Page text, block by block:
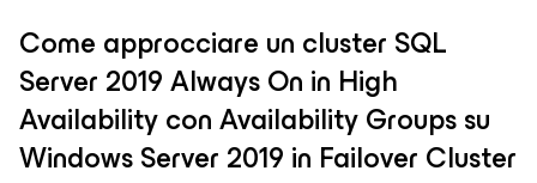
Come approcciare un cluster SQL
Server 2019 Always On in High
Availability con Availability Groups su
Windows Server 2019 in Failover Cluster